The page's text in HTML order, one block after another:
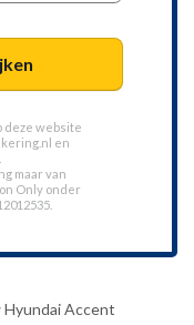
deze website
en
maar van
Only onder
Accent